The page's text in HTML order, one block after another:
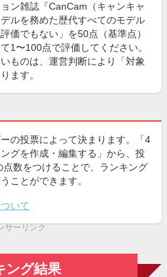
ン雑誌『CanCam（キャンキャ
ルを務めた歴代すべてのモデル
価でもない」を50点（基準点）
1〜100点で評価してください。
ものは、運営判断により「対象
ます。
の投票によって決まります。「4
グを作成・編集する」から、投
数をつけることで、ランキング
ことができます。
いて
サーリンク
ング結果